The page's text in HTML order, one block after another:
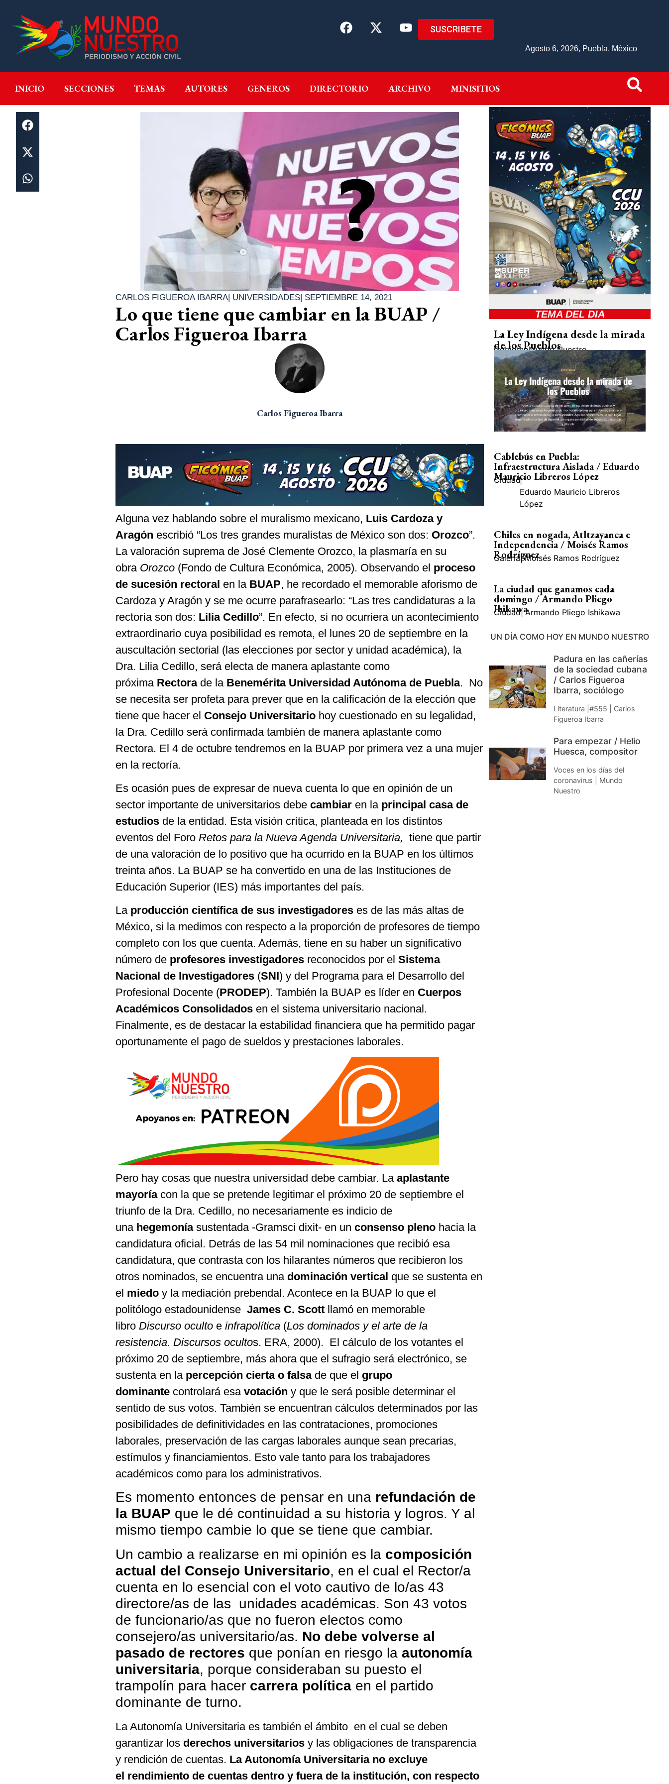
SUSCRIBETE
Agosto 6, 2026, Puebla, México
INICIO SECCIONES TEMAS AUTORES GENEROS DIRECTORIO ARCHIVO MINISITIOS
INICIO SECCIONES GENEROS DIRECTORIO ARCHIVO MINISITIOS
CARLOS FIGUEROA IBARRA| UNIVERSIDADES| SEPTIEMBRE 14, 2021
Lo que tiene que cambiar en la BUAP /
Carlos Figueroa Ibarra
Carlos Figueroa Ibarra
Alguna vez hablando sobre el muralismo mexicano, Luis Cardoza y
Aragón escribió “Los tres grandes muralistas de México son dos: Orozco”.
La valoración suprema de José Clemente Orozco, la plasmaría en su
obra Orozco (Fondo de Cultura Económica, 2005). Observando el proceso
de sucesión rectoral en la BUAP, he recordado el memorable aforismo de
Cardoza y Aragón y se me ocurre parafrasearlo: “Las tres candidaturas a la
rectoría son dos: Lilia Cedillo”. En efecto, si no ocurriera un acontecimiento
extraordinario cuya posibilidad es remota, el lunes 20 de septiembre en la
auscultación sectorial (las elecciones por sector y unidad académica), la
Dra. Lilia Cedillo, será electa de manera aplastante como
próxima Rectora de la Benemérita Universidad Autónoma de Puebla. No
se necesita ser profeta para prever que en la calificación de la elección que
tiene que hacer el Consejo Universitario hoy cuestionado en su legalidad,
la Dra. Cedillo será confirmada también de manera aplastante como
Rectora. El 4 de octubre tendremos en la BUAP por primera vez a una mujer
en la rectoría.
Es ocasión pues de expresar de nueva cuenta lo que en opinión de un
sector importante de universitarios debe cambiar en la principal casa de
estudios de la entidad. Esta visión crítica, planteada en los distintos
eventos del Foro Retos para la Nueva Agenda Universitaria, tiene que partir
de una valoración de lo positivo que ha ocurrido en la BUAP en los últimos
treinta años. La BUAP se ha convertido en una de las Instituciones de
Educación Superior (IES) más importantes del país.
La producción científica de sus investigadores es de las más altas de
México, si la medimos con respecto a la proporción de profesores de tiempo
completo con los que cuenta. Además, tiene en su haber un significativo
número de profesores investigadores reconocidos por el Sistema
Nacional de Investigadores (SNI) y del Programa para el Desarrollo del
Profesional Docente (PRODEP). También la BUAP es líder en Cuerpos
Académicos Consolidados en el sistema universitario nacional.
Finalmente, es de destacar la estabilidad financiera que ha permitido pagar
oportunamente el pago de sueldos y prestaciones laborales.
Pero hay cosas que nuestra universidad debe cambiar. La aplastante
mayoríacon la que se pretende legitimar el próximo 20 de septiembre el
triunfo de la Dra. Cedillo, no necesariamente es indicio de
una hegemonía sustentada -Gramsci dixit- en un consenso pleno hacia la
candidatura oficial. Detrás de las 54 mil nominaciones que recibió esa
candidatura, que contrasta con los hilarantes números que recibieron los
otros nominados, se encuentra una dominación vertical que se sustenta en
el miedo y la mediación prebendal. Acontece en la BUAP lo que el
politólogo estadounidense James C. Scott llamó en memorable
libro Discurso oculto e infrapolítica (Los dominados y el arte de la
resistencia. Discursos ocultos. ERA, 2000). El cálculo de los votantes el
próximo 20 de septiembre, más ahora que el sufragio será electrónico, se
sustenta en la percepción cierta o falsade que el grupo
dominante controlará esa votación y que le será posible determinar el
sentido de sus votos. También se encuentran cálculos determinados por las
posibilidades de definitividades en las contrataciones, promociones
laborales, preservación de las cargas laborales aunque sean precarias,
estímulos y financiamientos. Esto vale tanto para los trabajadores
académicos como para los administrativos.
Es momento entonces de pensar en una refundación de
la BUAP que le dé continuidad a su historia y logros. Y al
mismo tiempo cambie lo que se tiene que cambiar.
Un cambio a realizarse en mi opinión es la composición
actual del Consejo Universitario, en el cual el Rector/a
cuenta en lo esencial con el voto cautivo de lo/as 43
directore/as de las unidades académicas. Son 43 votos
de funcionario/as que no fueron electos como
consejero/as universitario/as. No debe volverse al
pasado de rectores que ponían en riesgo la autonomía
universitaria, porque consideraban su puesto el
trampolín para hacer carrera política en el partido
dominante de turno.
La Autonomía Universitaria es también el ámbito en el cual se deben
garantizar los derechos universitarios y las obligaciones de transparencia
y rendición de cuentas. La Autonomía Universitaria no excluye
el rendimiento de cuentas dentro y fuera de la institución, con respecto
TEMA DEL DIA
La Ley Indígena desde la mirada
de los Pueblos
GobiernoMundo Nuestro
Cablebús en Puebla:
Infraestructura Aislada / Eduardo
Mauricio Libreros López
Ciudad|
Eduardo Mauricio Libreros
López
Chiles en nogada, Atltzayanca e
Independencia / Moisés Ramos
Rodríguez
Galería| Moisés Ramos Rodríguez
La ciudad que ganamos cada
domingo / Armando Pliego
Ihikawa
Ciudad| Armando Pliego Ishikawa
UN DÍA COMO HOY EN MUNDO NUESTRO
Padura en las cañerías
de la sociedad cubana
/ Carlos Figueroa
Ibarra, sociólogo
Literatura |#555 | Carlos
Figueroa Ibarra
Para empezar / Helio
Huesca, compositor
Voces en los días del
coronavirus | Mundo
Nuestro